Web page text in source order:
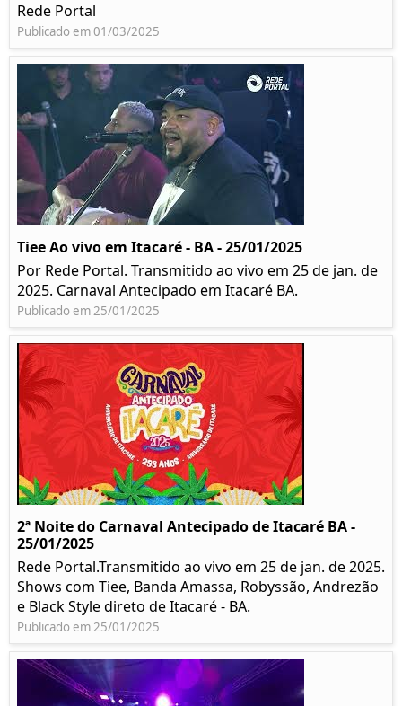
Rede Portal
Publicado em 01/03/2025
Tiee Ao vivo em Itacaré - BA - 25/01/2025
Por Rede Portal. Transmitido ao vivo em 25 de jan. de
2025. Carnaval Antecipado em Itacaré BA.
Publicado em 25/01/2025
2ª Noite do Carnaval Antecipado de Itacaré BA -
25/01/2025
Rede Portal.Transmitido ao vivo em 25 de jan. de 2025.
Shows com Tiee, Banda Amassa, Robyssão, Andrezão
e Black Style direto de Itacaré - BA.
Publicado em 25/01/2025